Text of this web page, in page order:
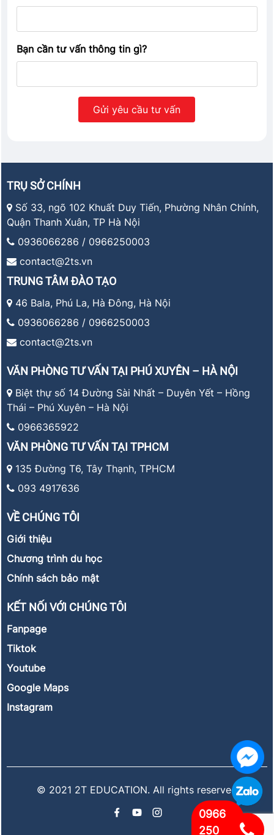
Bạn cần tư vấn thông tin gì?
TRỤ SỞ CHÍNH
Số 33, ngõ 102 Khuất Duy Tiến, Phường Nhân Chính,
Quận Thanh Xuân, TP Hà Nội
0936066286 / 0966250003
contact@2ts.vn
TRUNG TÂM ĐÀO TẠO
46 Bala, Phú La, Hà Đông, Hà Nội
0936066286 / 0966250003
contact@2ts.vn
VĂN PHÒNG TƯ VẤN TẠI PHÚ XUYÊN – HÀ NỘI
Biệt thự số 14 Đường Sài Nhất – Duyên Yết – Hồng
Thái – Phú Xuyên – Hà Nội
0966365922
VĂN PHÒNG TƯ VẤN TẠI TPHCM
135 Đường T6, Tây Thạnh, TPHCM
093 4917636
VỀ CHÚNG TÔI
Giới thiệu
Chương trình du học
Chính sách bảo mật
KẾT NỐI VỚI CHÚNG TÔI
Fanpage
Tiktok
Youtube
Google Maps
Instagram
© 2021 2T EDUCATION. All rights reserved
0966
250